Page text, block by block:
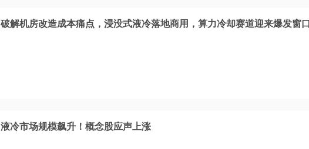
破解机房改造成本痛点，浸没式液冷落地商用，算力冷却赛道迎来爆发窗口
液冷市场规模飙升！概念股应声上涨